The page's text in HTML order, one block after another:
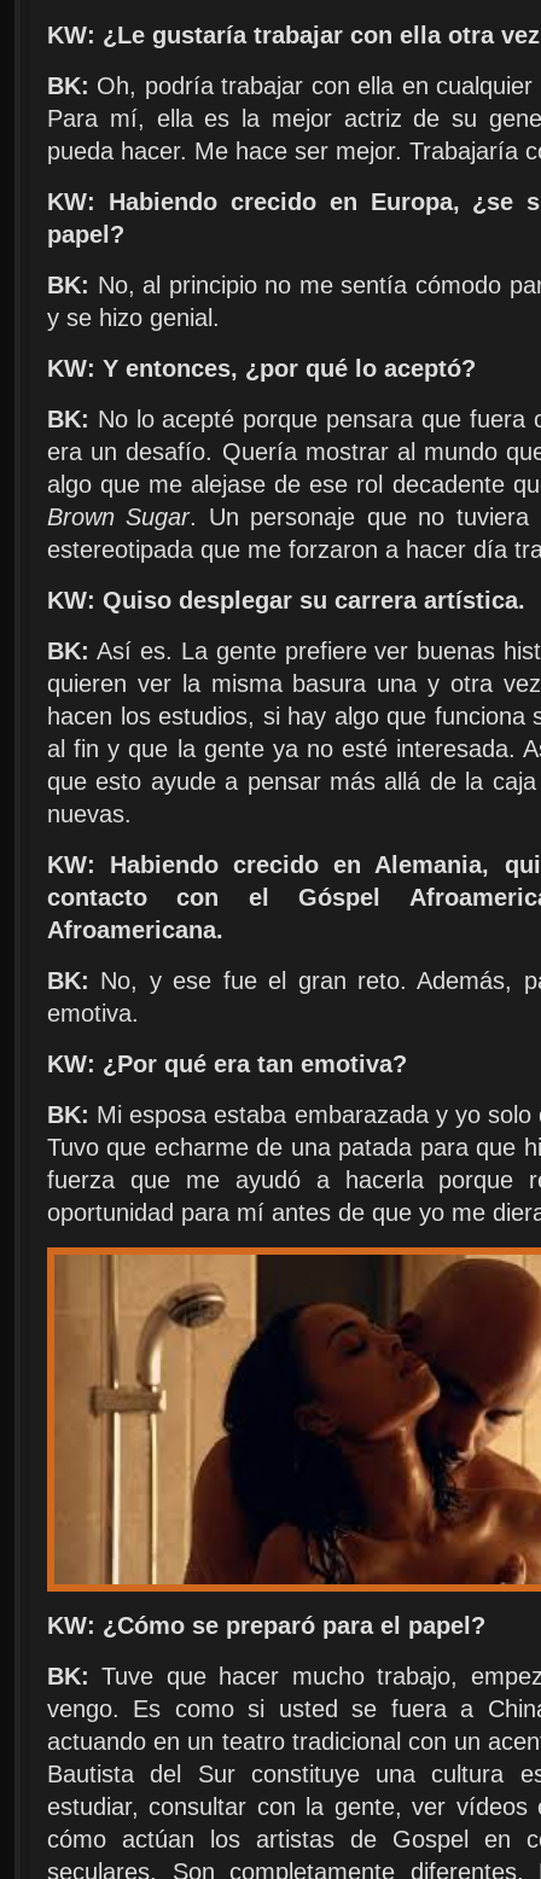
KW: ¿Le gustaría trabajar con ella otra
BK: Oh, podría trabajar con ella en
Para mí, ella es la mejor actriz de su
pueda hacer. Me hace ser mejor. Trabajaría
KW: Habiendo crecido en Europa, ¿se
papel?
BK: No, al principio no me sentía cómodo
y se hizo genial.
KW: Y entonces, ¿por qué lo aceptó?
BK: No lo acepté porque pensara que fuera
era un desafío. Quería mostrar al mundo
algo que me alejase de ese rol decadente
Brown Sugar. Un personaje que no
estereotipada que me forzaron a hacer día
KW: Quiso desplegar su carrera artística.
BK: Así es. La gente prefiere ver buenas
quieren ver la misma basura una y otra
hacen los estudios, si hay algo que funciona
al fin y que la gente ya no esté interesada.
que esto ayude a pensar más allá de la
nuevas.
KW: Habiendo crecido en Alemania,
contacto con el Góspel
Afroamericana.
BK: No, y ese fue el gran reto. Además,
emotiva.
KW: ¿Por qué era tan emotiva?
BK: Mi esposa estaba embarazada y yo
Tuvo que echarme de una patada para que
fuerza que me ayudó a hacerla porque
oportunidad para mí antes de que yo me
KW: ¿Cómo se preparó para el papel?
BK: Tuve que hacer mucho trabajo,
vengo. Es como si usted se fuera a
actuando en un teatro tradicional con un
Bautista del Sur constituye una cultura
estudiar, consultar con la gente, ver
cómo actúan los artistas de Gospel en
seculares. Son completamente